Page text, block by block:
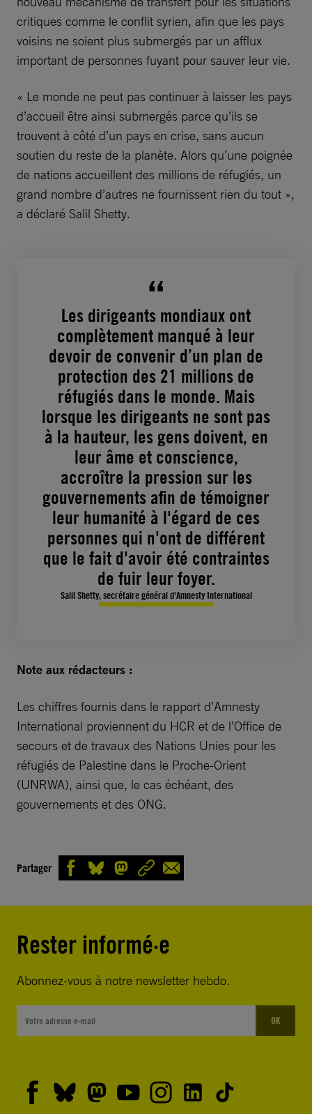
critiques comme le conflit syrien, afin que les pays
voisins ne soient plus submergés par un afflux
important de personnes fuyant pour sauver leur vie.
« Le monde ne peut pas continuer à laisser les pays
d’accueil être ainsi submergés parce qu’ils se
trouvent à côté d’un pays en crise, sans aucun
soutien du reste de la planète. Alors qu’une poignée
de nations accueillent des millions de réfugiés, un
grand nombre d’autres ne fournissent rien du tout »,
a déclaré Salil Shetty.
Les dirigeants mondiaux ont
complètement manqué à leur
devoir de convenir d’un plan de
protection des 21 millions de
réfugiés dans le monde. Mais
lorsque les dirigeants ne sont pas
à la hauteur, les gens doivent, en
leur âme et conscience,
accroître la pression sur les
gouvernements afin de témoigner
leur humanité à l'égard de ces
personnes qui n'ont de différent
que le fait d'avoir été contraintes
de fuir leur foyer.
Salil Shetty, secrétaire général d'Amnesty International
Note aux rédacteurs :
Les chiffres fournis dans le rapport d’Amnesty
International proviennent du HCR et de l’Office de
secours et de travaux des Nations Unies pour les
réfugiés de Palestine dans le Proche-Orient
(UNRWA), ainsi que, le cas échéant, des
gouvernements et des ONG.
Partager
Rester informé·e
Abonnez-vous à notre newsletter hebdo.
OK